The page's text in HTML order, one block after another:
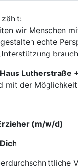
zählt:
wir Menschen
echte
Haus Lutherstraße
mit der
(m/w/d)